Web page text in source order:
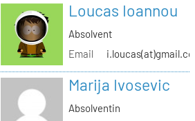
Loucas Ioannou
Absolvent
Email
Marija Ivosevic
Absolventin